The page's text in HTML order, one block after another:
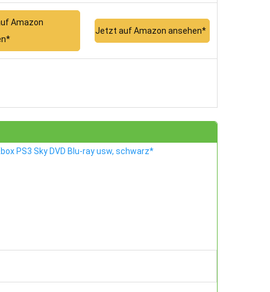
Amazon
Jetzt auf Amazon ansehen*
PS3 Sky DVD Blu-ray usw, schwarz*